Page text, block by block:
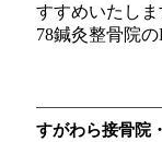
すすめいたしま
78鍼灸整骨院
すがわら接骨院